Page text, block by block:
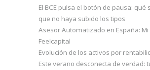
El BCE pulsa el botón de pausa:
que no haya subido los tipos
Asesor Automatizado en España:
Feelcapital
Evolución de los activos por
Este verano desconecta de verdad: